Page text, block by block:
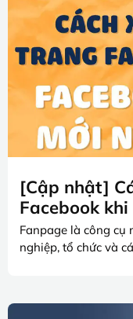
[Cập nhật]
Facebook
Fanpage là công cụ
nghiệp, tổ chức và